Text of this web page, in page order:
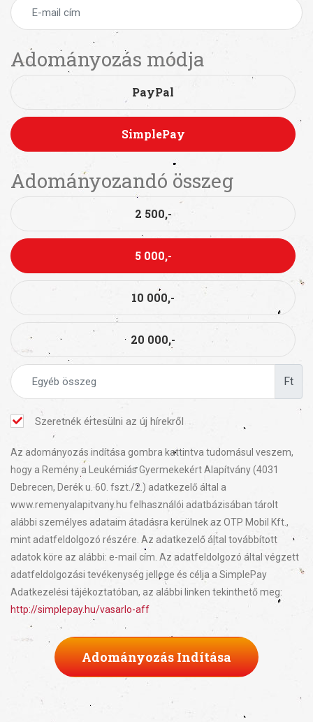
Adományozás módja
PayPal
SimplePay
Adományozandó összeg
2 500,-
5 000,-
10 000,-
20 000,-
Ft
Szeretnék értesülni az új hírekről
Az adományozás indítása gombra kattintva tudomásul veszem,
hogy a Remény a Leukémiás Gyermekekért Alapítvány (4031
Debrecen, Derék u. 60. fszt./2.) adatkezelő által a
www.remenyalapitvany.hu felhasználói adatbázisában tárolt
alábbi személyes adataim átadásra kerülnek az OTP Mobil Kft.,
mint adatfeldolgozó részére. Az adatkezelő által továbbított
adatok köre az alábbi: e-mail cím. Az adatfeldolgozó által végzett
adatfeldolgozási tevékenység jellege és célja a SimplePay
Adatkezelési tájékoztatóban, az alábbi linken tekinthető meg:
http://simplepay.hu/vasarlo-aff
Adományozás Indítása